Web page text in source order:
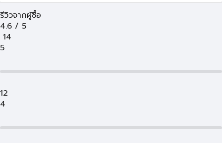
รีวิวจากผู้ซื้อ
4.6 / 5
14
5
12
4